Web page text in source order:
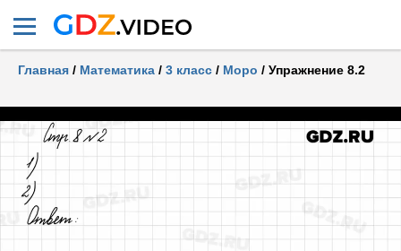
Главная / Математика / 3 класс / Моро / Упражнение 8.2